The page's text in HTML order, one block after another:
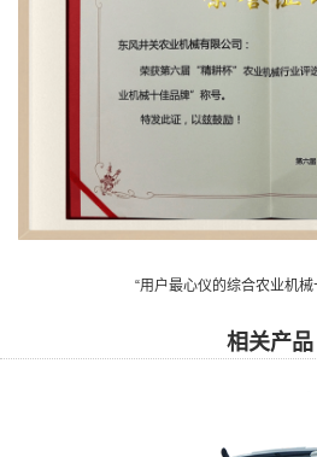
“用户最心仪的综合农业机械
相关产品